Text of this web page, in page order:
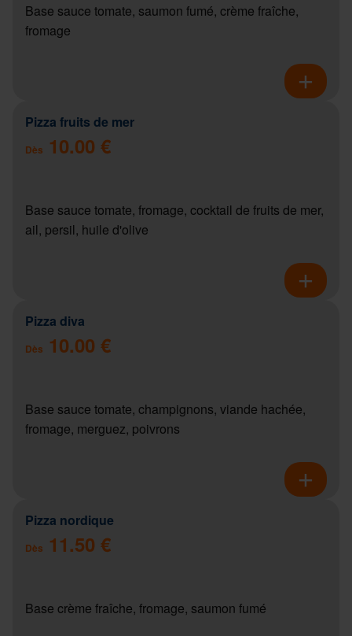
Base sauce tomate, saumon fumé, crème fraîche,
fromage
Pizza fruits de mer
Dès 10.00 €
Base sauce tomate, fromage, cocktail de fruits de mer,
ail, persil, huile d'olive
Pizza diva
Dès 10.00 €
Base sauce tomate, champignons, viande hachée,
fromage, merguez, poivrons
Pizza nordique
Dès 11.50 €
Base crème fraîche, fromage, saumon fumé